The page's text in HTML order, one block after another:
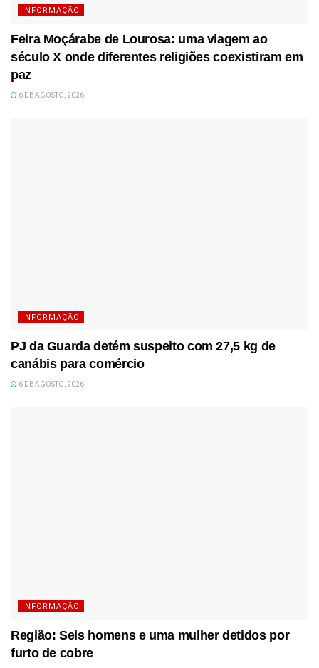
INFORMAÇÃO
Feira Moçárabe de Lourosa: uma viagem ao
século X onde diferentes religiões coexistiram em
paz
6 DE AGOSTO, 2026
INFORMAÇÃO
PJ da Guarda detém suspeito com 27,5 kg de
canábis para comércio
6 DE AGOSTO, 2026
INFORMAÇÃO
Região: Seis homens e uma mulher detidos por
furto de cobre